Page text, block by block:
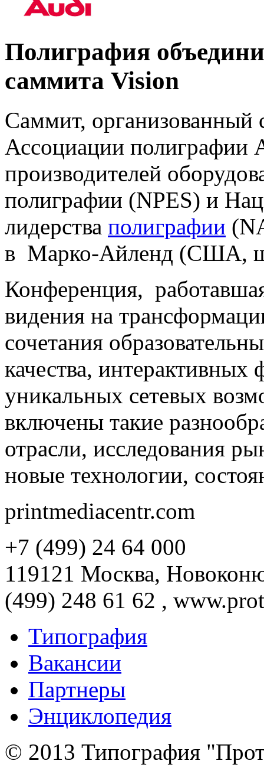
Полиграфия
саммита Vision
Саммит,
Ассоциации полиграфии
производителей
полиграфии (NPES) и
лидерства полиграфии
в Марко-Айленд (США,
Конференция,
видения на
сочетания
качества,
уникальных сетевых
включены такие
отрасли, исследования
новые технологии,
printmediacentr.com
+7 (499) 24 64 000
119121 Москва,
(499) 248 61 62 ,
Типография
Вакансии
Партнеры
Энциклопедия
© 2013 Типография